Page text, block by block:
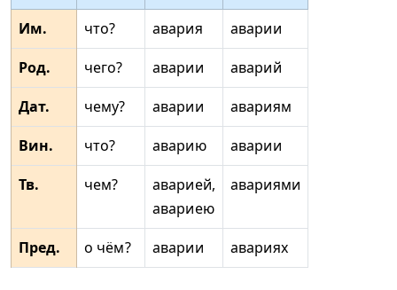
Им.
что? авария
аварии
Род.
чего? аварии
аварий
Дат.
чему? аварии
авариям
Вин.
что? аварию
аварии
Тв.
чем?
аварией,
авариею
авариями
Пред. о чём? аварии авариях